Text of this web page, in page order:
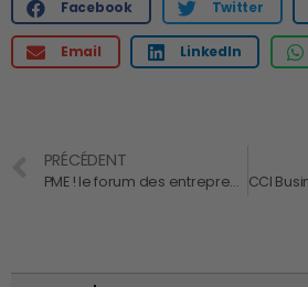
Facebook Twitter
Email LinkedIn
PRÉCÉDENT
PME ! le forum des entrepreneurs, vous donne rendez-vous le 12 juin 2018 au Palais Brongniart